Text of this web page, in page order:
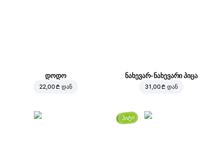
დოდო
22,00 ₾ დან
ნახევარ-ნახევარი პიცა
31,00 ₾ დან
ჰიტი